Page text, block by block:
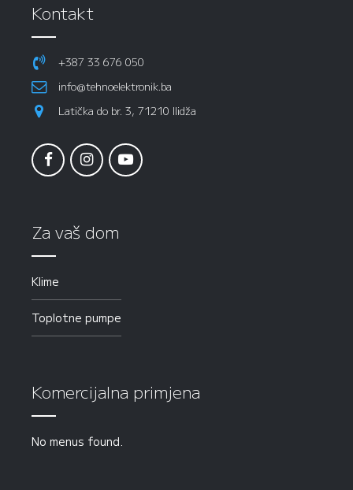
Kontakt
+387 33 676 050
info@tehnoelektronik.ba
Latička do br. 3, 71210 Ilidža
Za vaš dom
Klime
Toplotne pumpe
Komercijalna primjena
No menus found.